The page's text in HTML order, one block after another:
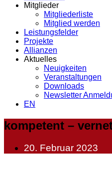
Mitglieder
Mitgliederliste
Mitglied werden
Leistungsfelder
Projekte
Allianzen
Aktuelles
Neuigkeiten
Veranstaltungen
Downloads
Newsletter
EN
kompetent –
20. Februar 2023